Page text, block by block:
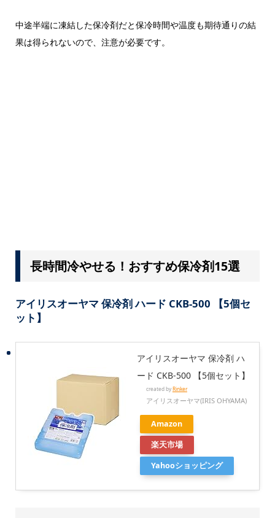
中途半端に凍結した保冷剤だと保冷時間や温度も期待通りの結
果は得られないので、注意が必要です。
長時間冷やせる！おすすめ保冷剤15選
アイリスオーヤマ 保冷剤 ハード CKB-500 【5個セ
ット】
アイリスオーヤマ 保冷剤 ハ
ード CKB-500 【5個セット】
created by Rinker
アイリスオーヤマ(IRIS OHYAMA)
Amazon
楽天市場
Yahooショッピング